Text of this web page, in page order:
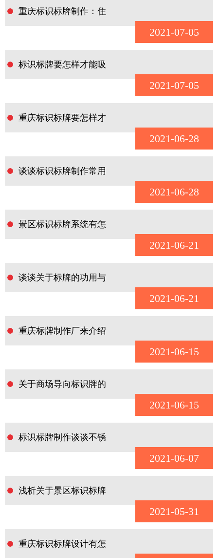
重庆标识标牌制作：住
2021-07-05
标识标牌要怎样才能吸
2021-07-05
重庆标识标牌要怎样才
2021-06-28
谈谈标识标牌制作常用
2021-06-28
景区标识标牌系统有怎
2021-06-21
谈谈关于标牌的功用与
2021-06-21
重庆标牌制作厂来介绍
2021-06-15
关于商场导向标识牌的
2021-06-15
标识标牌制作谈谈不锈
2021-06-07
浅析关于景区标识标牌
2021-05-31
重庆标识标牌设计有怎